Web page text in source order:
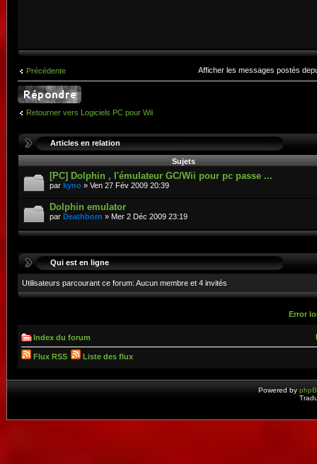
Précédente Afficher les messages postés
Retourner vers Logiciels PC pour Wii
Articles en relation
Sujets
[PC] Dolphin , l'émulateur GC/Wii pour pc passe ...
par kyno » Ven 27 Fév 2009 20:39
Dolphin emulator
par Deathborn » Mer 2 Déc 2009 23:19
Qui est en ligne
Utilisateurs parcourant ce forum: Aucun membre et 4 invités
Error
Index du forum
Flux RSS Liste des flux
Powered by